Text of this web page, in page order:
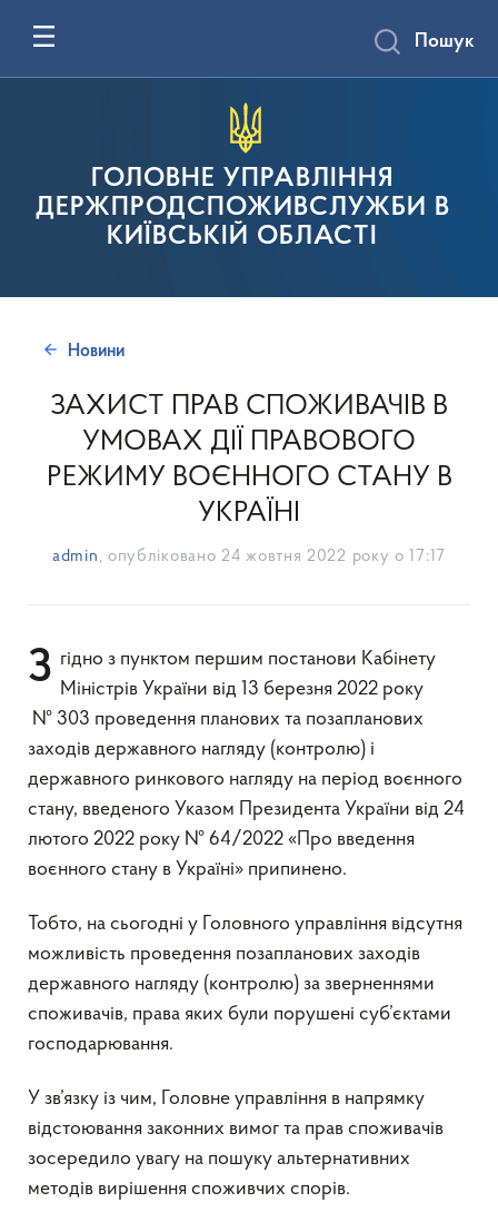
ГОЛОВНЕ УПРАВЛІННЯ
ДЕРЖПРОДСПОЖИВСЛУЖБИ В
КИЇВСЬКІЙ ОБЛАСТІ
Пошук
Новини
ЗАХИСТ ПРАВ СПОЖИВАЧІВ В
УМОВАХ ДІЇ ПРАВОВОГО
РЕЖИМУ ВОЄННОГО СТАНУ В
УКРАЇНІ
admin , опубліковано 24 жовтня 2022 року о 17:17
Згідно з пунктом першим постанови Кабінету Міністрів України від 13 березня 2022 року
№ 303 проведення планових та позапланових
заходів державного нагляду (контролю) і
державного ринкового нагляду на період воєнного
стану, введеного Указом Президента України від 24
лютого 2022 року № 64/2022 «Про введення
воєнного стану в Україні» припинено.
Тобто, на сьогодні у Головного управління відсутня
можливість проведення позапланових заходів
державного нагляду (контролю) за зверненнями
споживачів, права яких були порушені суб’єктами
господарювання.
У зв’язку із чим, Головне управління в напрямку
відстоювання законних вимог та прав споживачів
зосередило увагу на пошуку альтернативних
методів вирішення споживчих спорів.